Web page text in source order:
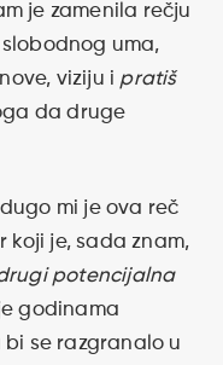
je zamenila rečju
uma,
viziju i pratiš
da druge
mi je ova reč
koji je, sada znam,
potencijalna
godinama
se razgranalo u